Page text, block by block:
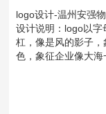
logo设计-温州安强
设计说明：logo以
杠，像是风的影子
色，象征企业像大海